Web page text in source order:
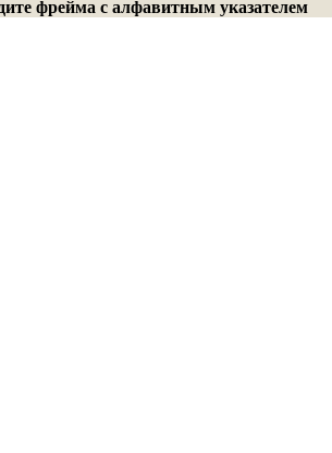
фрейма с алфавитным указателем